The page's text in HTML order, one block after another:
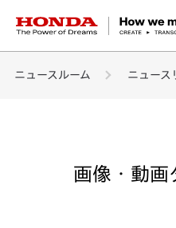
HONDA The Power of
ニュースルーム ニュース
画像・動画